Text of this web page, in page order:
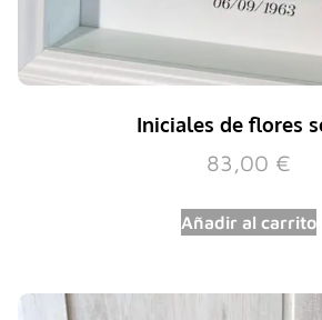
Iniciales de flores
83,00 €
Añadir al carrito